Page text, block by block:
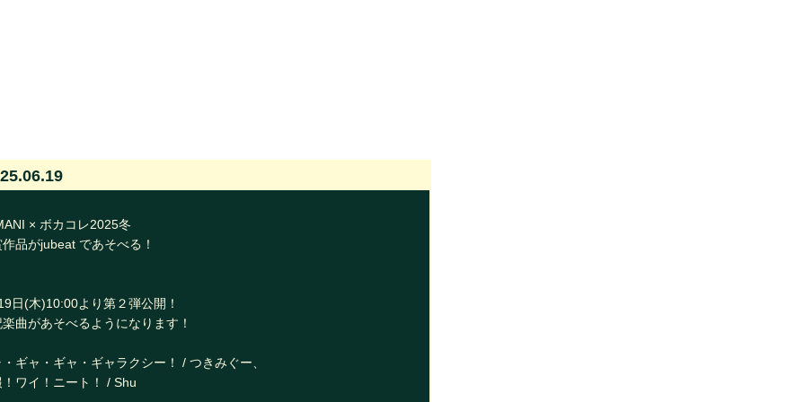
× ボカコレ2025冬
品がjubeat であそべる！
日(木)10:00より第２弾公開！
曲があそべるようになります！
ギャ・ギャ・ギャラクシー！ / つきみぐー、
！ワイ！ニート！ / Shu